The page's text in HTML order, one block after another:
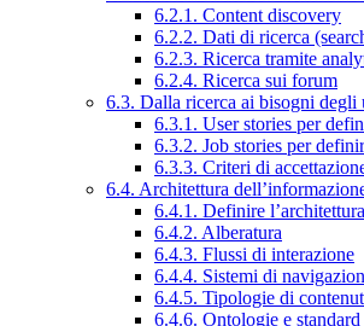
6.2.1. Content discovery
6.2.2. Dati di ricerca
6.2.3. Ricerca tramite
6.2.4. Ricerca sui forum
6.3. Dalla ricerca ai bisogni degli
6.3.1. User stories per
6.3.2. Job stories per
6.3.3. Criteri di
6.4. Architettura
6.4.1. Definire
6.4.2. Alberatura
6.4.3. Flussi di interazione
6.4.4. Sistemi di
6.4.5. Tipologie di
6.4.6. Ontologie e standard